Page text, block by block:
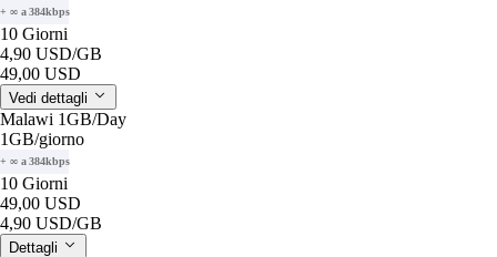
+ ∞ a 384kbps
10 Giorni
4,90 USD/GB
49,00 USD
Vedi dettagli
Malawi 1GB/Day
1GB/giorno
+ ∞ a 384kbps
10 Giorni
49,00 USD
4,90 USD/GB
Dettagli